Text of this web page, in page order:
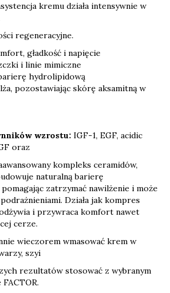
kremu działa intensywnie w
regeneracyjne.
gładkość i napięcie
i linie mimiczne
hydrolipidową
pozostawiając skórę aksamitną w
wzrostu: IGF-1, EGF, acidic
oraz
kompleks ceramidów,
naturalną barierę
zatrzymać nawilżenie i może
Działa jak kompres
i przywraca komfort nawet
cerze.
wieczorem wmasować krem w
szyi
rezultatów stosować z wybranym